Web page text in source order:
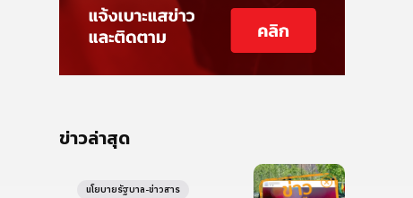
ข่าวล่าสุด
นโยบายรัฐบาล-ข่าวสาร